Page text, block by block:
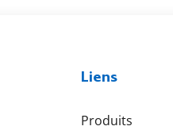
Liens
Produits